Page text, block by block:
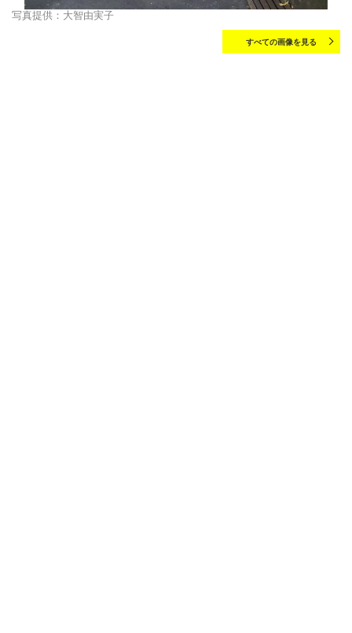
写真提供：大智由実子
すべての画像を見る